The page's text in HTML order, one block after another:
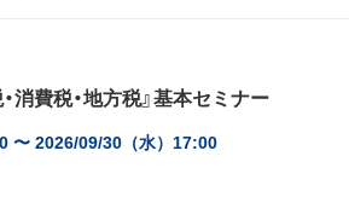
消費税・地方税』基本セミナー
〜 2026/09/30（水）17:00